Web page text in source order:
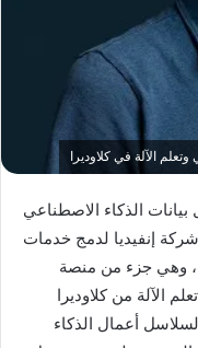
الآلة في كلاوديرا
الذكاء الاصطناعي
إنفيديا لدمج خدمات
وهي جزء من منصة
الآلة من كلاوديرا
لسلاسل أعمال الذكاء